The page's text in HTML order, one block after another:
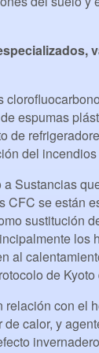
espumas
de
del
Sustancias
CFC se están
sustitución
los
al
de Kyoto
con el
calor, y